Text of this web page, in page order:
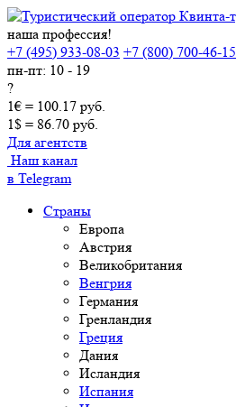
наша профессия!
+7 (495) 933-08-03 +7 (800) 700-46-15
пн-пт: 10 - 19
?
1€ = 100.17 руб.
1$ = 86.70 руб.
Для агентств
Наш канал
в Telegram
Страны
Европа
Австрия
Великобритания
Венгрия
Германия
Гренландия
Греция
Дания
Исландия
Испания